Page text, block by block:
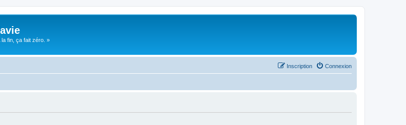
fin, ça fait zéro. »
Connexion
Inscription